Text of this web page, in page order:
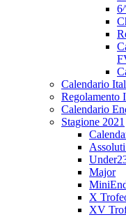
Calendario
Regolamento
Calendario
Stagione 2021
Major
X
XV